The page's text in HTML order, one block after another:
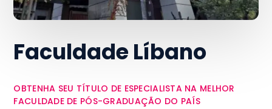
Faculdade Líbano
OBTENHA SEU TÍTULO DE ESPECIALISTA NA MELHOR
FACULDADE DE PÓS-GRADUAÇÃO DO PAÍS